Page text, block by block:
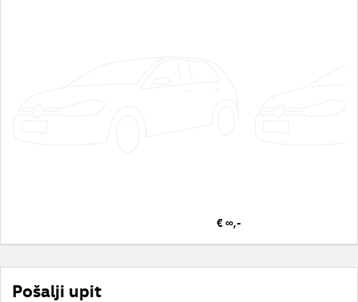
€ ∞,-
Pošalji upit